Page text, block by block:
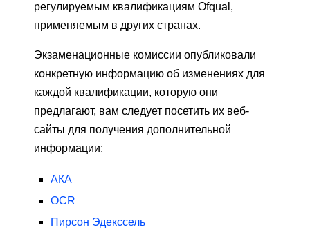
регулируемым квалификациям Ofqual,
применяемым в других странах.
Экзаменационные комиссии опубликовали
конкретную информацию об изменениях для
каждой квалификации, которую они
предлагают, вам следует посетить их веб-
сайты для получения дополнительной
информации:
АКА
OCR
Пирсон Эдекссель